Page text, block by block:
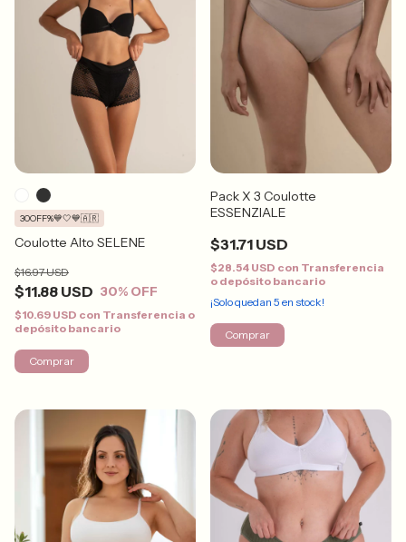
Coulotte Alto SELENE
$11.88 USD
$16.97 USD
30% OFF
30OFF%💙🤍💙🇦🇷
$10.69 USD con Transferencia o
depósito bancario
Comprar
Pack X 3 Coulotte
ESSENZIALE
$31.71 USD
$28.54 USD con Transferencia
o depósito bancario
¡Solo quedan 5 en stock!
Comprar